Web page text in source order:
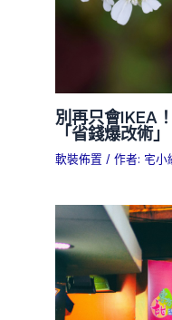
別再只會IKEA
「省錢爆改術
軟裝佈置 / 作者: 宅小